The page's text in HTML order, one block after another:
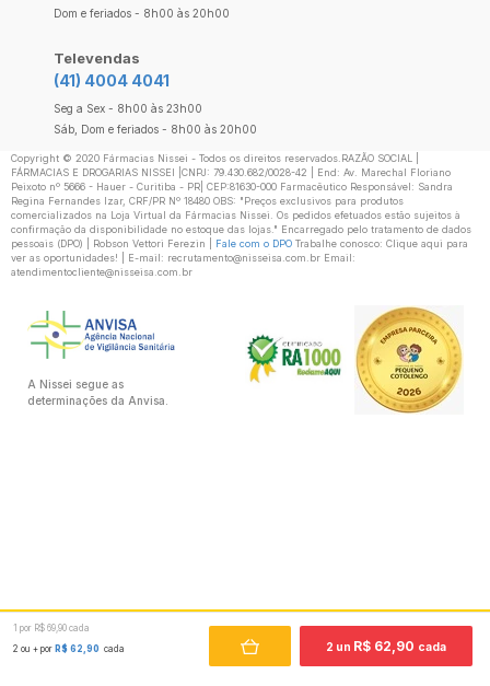
1 por R$ 69,90 cada
2 ou + por R$ 62,90 cada 2 un R$ 62,90 cada
Dom e feriados - 8h00 às 20h00
Televendas
(41) 4004 4041
Seg a Sex - 8h00 às 23h00
Sáb, Dom e feriados - 8h00 às 20h00
Copyright ©️ 2020 Fármacias Nissei - Todos os direitos reservados.RAZÃO SOCIAL |
FÁRMACIAS E DROGARIAS NISSEI |CNPJ: 79.430.682/0028-42 | End: Av. Marechal Floriano
Peixoto nº 5666 - Hauer - Curitiba - PR| CEP:81630-000 Farmacêutico Responsável: Sandra
Regina Fernandes Izar, CRF/PR Nº 18480 OBS: "Preços exclusivos para produtos
comercializados na Loja Virtual da Fármacias Nissei. Os pedidos efetuados estão sujeitos à
confirmação da disponibilidade no estoque das lojas." Encarregado pelo tratamento de dados
pessoais (DPO) | Robson Vettori Ferezin | Fale com o DPO Trabalhe conosco: Clique aqui para
ver as oportunidades! | E-mail: recrutamento@nisseisa.com.br Email:
atendimentocliente@nisseisa.com.br
A Nissei segue as
determinações da Anvisa.